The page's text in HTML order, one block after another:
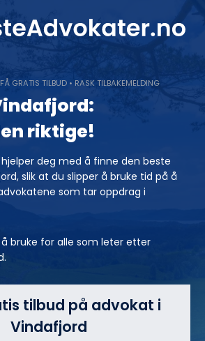
GRATIS TILBUD • RASK TILBAKEMELDING
riktige!
deg med å finne den beste
slik at du slipper å bruke tid på å
som tar oppdrag i
bruke for alle som leter etter
tilbud på advokat i
Vindafjord